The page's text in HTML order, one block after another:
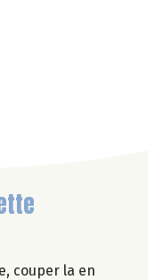
couper la en